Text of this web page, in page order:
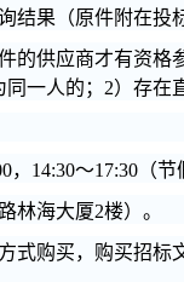
结果（原件附在投
的供应商才有资
一人的；2）存在
，14:30～17:30（节
林海大厦2楼）。
式购买，购买招